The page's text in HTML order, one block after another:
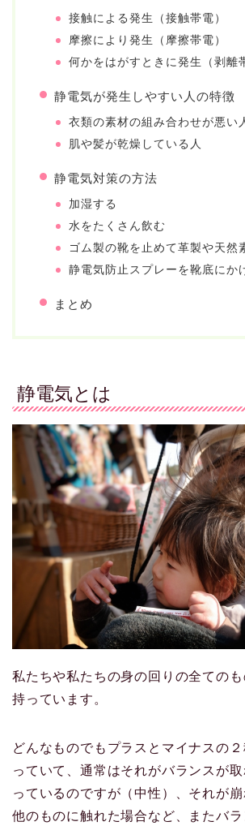
接触による発生（接触帯電）
摩擦により発生（摩擦帯電）
何かをはがすときに発生（剥離
静電気が発生しやすい人の特徴
衣類の素材の組み合わせが悪い
肌や髪が乾燥している人
静電気対策の方法
加湿する
水をたくさん飲む
ゴム製の靴を止めて革製や天然
静電気防止スプレーを靴底にか
まとめ
静電気とは
私たちや私たちの身の回りの全ての
持っています。
どんなものでもプラスとマイナスの
っていて、通常はそれがバランスが
っているのですが（中性）、それが崩
他のものに触れた場合など、またバラ